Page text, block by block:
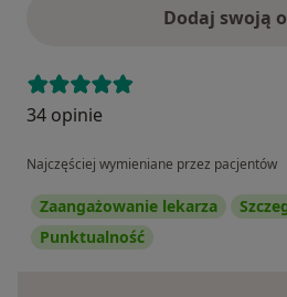
Dodaj swoją
34 opinie
Najczęściej wymieniane przez pacjentów
Zaangażowanie lekarza
Punktualność